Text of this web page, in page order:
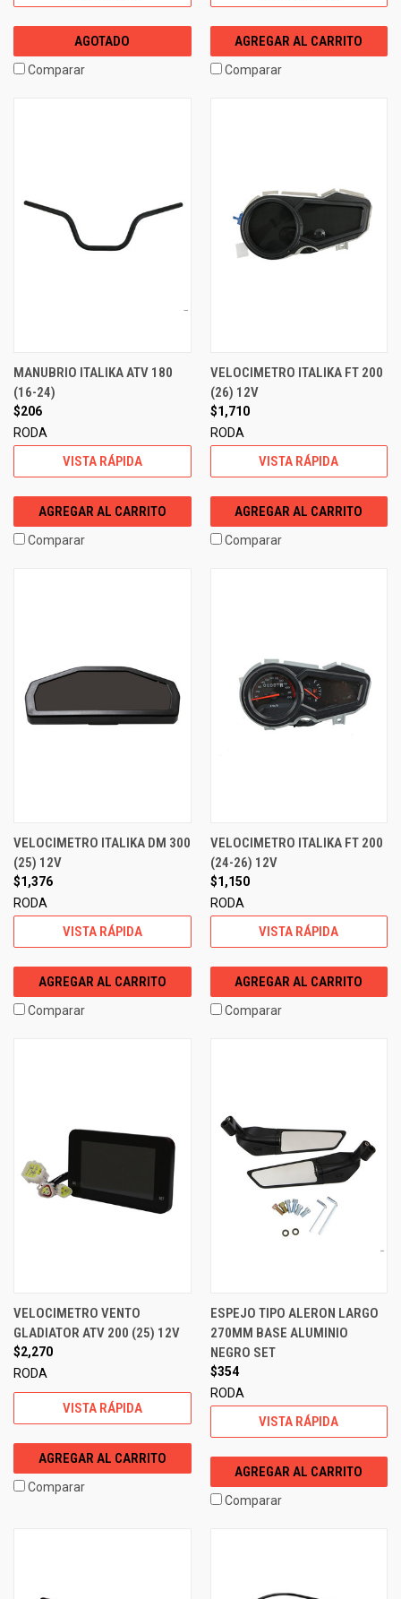
AGOTADO
Comparar
AGREGAR AL CARRITO
Comparar
MANUBRIO ITALIKA ATV 180
(16-24)
$206
RODA
VISTA RÁPIDA
AGREGAR AL CARRITO
Comparar
VELOCIMETRO ITALIKA FT 200
(26) 12V
$1,710
RODA
VISTA RÁPIDA
AGREGAR AL CARRITO
Comparar
VELOCIMETRO ITALIKA DM 300
(25) 12V
$1,376
RODA
VISTA RÁPIDA
AGREGAR AL CARRITO
Comparar
VELOCIMETRO ITALIKA FT 200
(24-26) 12V
$1,150
RODA
VISTA RÁPIDA
AGREGAR AL CARRITO
Comparar
VELOCIMETRO VENTO
GLADIATOR ATV 200 (25) 12V
$2,270
RODA
VISTA RÁPIDA
AGREGAR AL CARRITO
Comparar
ESPEJO TIPO ALERON LARGO
270MM BASE ALUMINIO
NEGRO SET
$354
RODA
VISTA RÁPIDA
AGREGAR AL CARRITO
Comparar